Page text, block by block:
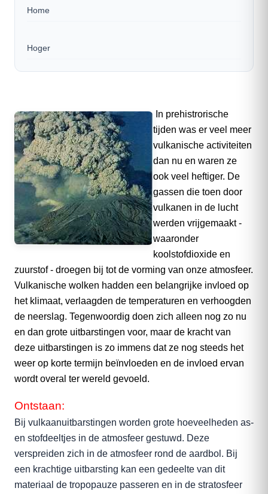
Home
Hoger
In prehistrorische
tijden was er veel meer
vulkanische activiteiten
dan nu en waren ze
ook veel heftiger. De
gassen die toen door
vulkanen in de lucht
werden vrijgemaakt -
waaronder
koolstofdioxide en
zuurstof - droegen bij tot de vorming van onze atmosfeer.
Vulkanische wolken hadden een belangrijke invloed op
het klimaat, verlaagden de temperaturen en verhoogden
de neerslag. Tegenwoordig doen zich alleen nog zo nu
en dan grote uitbarstingen voor, maar de kracht van
deze uitbarstingen is zo immens dat ze nog steeds het
weer op korte termijn beïnvloeden en de invloed ervan
wordt overal ter wereld gevoeld.
Ontstaan:
Bij vulkaanuitbarstingen worden grote hoeveelheden as-
en stofdeeltjes in de atmosfeer gestuwd. Deze
verspreiden zich in de atmosfeer rond de aardbol. Bij
een krachtige uitbarsting kan een gedeelte van dit
materiaal de tropopauze passeren en in de stratosfeer